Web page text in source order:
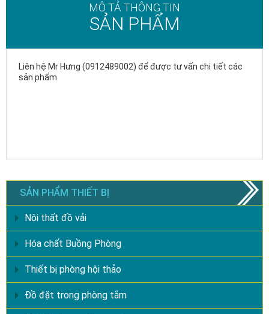
MÔ TẢ THÔNG TIN
SẢN PHẨM
Liên hệ Mr Hưng (0912489002) để được tư vấn chi tiết các
sản phẩm
SẢN PHẨM THIẾT BỊ
Nội thất đồ vải
Hóa chất Buồng Phòng
Thiết bị phòng hội thảo
Đồ đặt trong phòng tắm